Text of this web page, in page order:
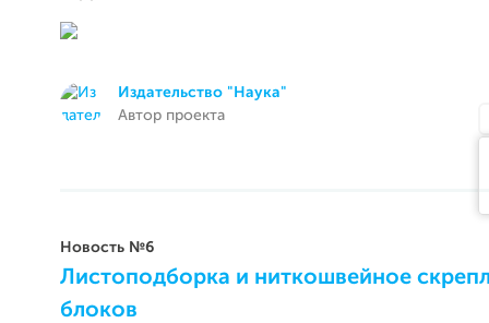
Издательство "Наука"
Автор проекта
Новость №6
Листоподборка и ниткошвейное
блоков